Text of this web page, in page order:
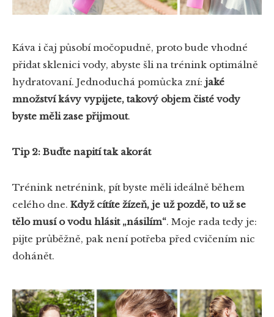
Káva i čaj působí močopudně, proto bude vhodné
přidat sklenici vody, abyste šli na trénink optimálně
hydratovaní. Jednoduchá pomůcka zní: jaké
množství kávy vypijete, takový objem čisté vody
byste měli zase přijmout.
Tip 2: Buďte napití tak akorát
Trénink netrénink, pít byste měli ideálně během
celého dne. Když cítíte žízeň, je už pozdě, to už se
tělo musí o vodu hlásit „násilím“. Moje rada tedy je:
pijte průběžně, pak není potřeba před cvičením nic
dohánět.